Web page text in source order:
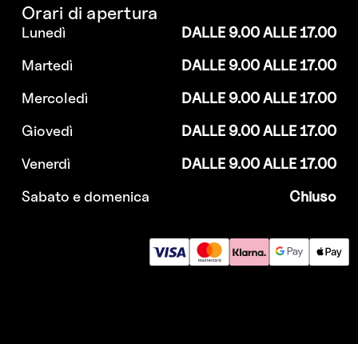
Orari di apertura
Lunedì
DALLE 9.00 ALLE 17.00
Martedì
DALLE 9.00 ALLE 17.00
Mercoledì
DALLE 9.00 ALLE 17.00
Giovedì
DALLE 9.00 ALLE 17.00
Venerdì
DALLE 9.00 ALLE 17.00
Sabato e domenica
Chiuso